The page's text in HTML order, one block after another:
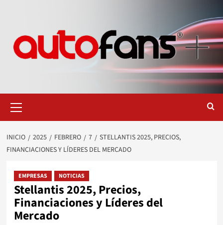
primario
INICIO 2025 FEBRERO 7
STELLANTIS 2025, PRECIOS,
FINANCIACIONES Y LÍDERES DEL MERCADO
EMPRESAS NOTICIAS
Stellantis 2025, Precios,
Financiaciones y Líderes del
Mercado